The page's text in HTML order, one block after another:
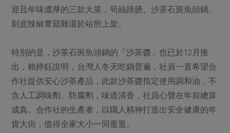
迎且年味濃厚的三款大菜，筍絲蹄膀、沙茶石斑魚頭鍋、
剝皮辣椒蕈菇雞湯於站所上架。
特別的是，沙茶石斑魚頭鍋的「沙茶醬」也已於12月推
出，賴婷鈺說明，台灣人冬天吃鍋普遍，社員一直希望合
作社提供安心沙茶產品，此款沙茶醬指定使用調和油，不
含人工調味劑、防腐劑，味道清香，社員心聲在年前總算
成真。合作社的生產者，以職人精神打造出安全健康的年
貨大街，值得全家大小一同逛逛。